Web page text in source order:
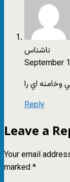
ناشناس
September
وخامنه اي را
Reply
Leave a
Your email
marked*